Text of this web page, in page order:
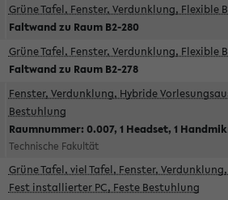
Grüne Tafel, Fenster, Verdunklung, Flexible
Faltwand zu Raum B2-280
Grüne Tafel, Fenster, Verdunklung, Flexible
Faltwand zu Raum B2-278
Fenster, Verdunklung, Hybride
Bestuhlung
Raumnummer: 0.007, 1 Headset, 1
Technische Fakultät
Grüne Tafel, viel Tafel, Fenster,
Fest installierter PC, Feste Bestuhlung